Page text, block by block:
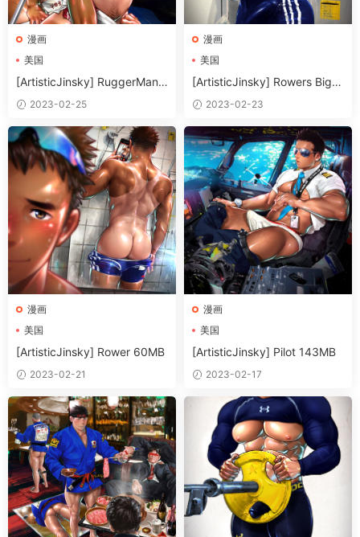
漫画
美国
[ArtisticJinsky] RuggerMan
2.33MB
2023-02-25
漫画
美国
[ArtisticJinsky] Rowers Big P
ecs (GIF) 60MB
2023-02-23
漫画
美国
[ArtisticJinsky] Rower 60MB
2023-02-21
漫画
美国
[ArtisticJinsky] Pilot 143MB
2023-02-17